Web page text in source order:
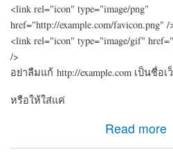
<link rel="icon" type="image/png"
href="http://example.com/favicon.png" /
<link rel="icon" type="image/gif"
/>
อย่าลืมแก้ http://example.com เป็นชื่อ
หรือให้ใส่แค่
Read more
about รูปแบบโค้ด Favicons สำ